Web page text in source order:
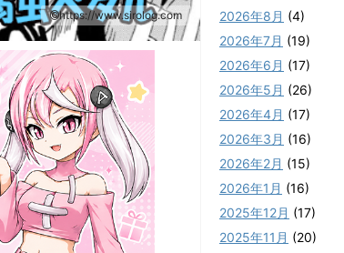
https://www.sirolog.com 2026年8月 (4)
2026年7月 (19)
2026年6月 (17)
2026年5月 (26)
2026年4月 (17)
2026年3月 (16)
2026年2月 (15)
2026年1月 (16)
2025年12月 (17)
2025年11月 (20)